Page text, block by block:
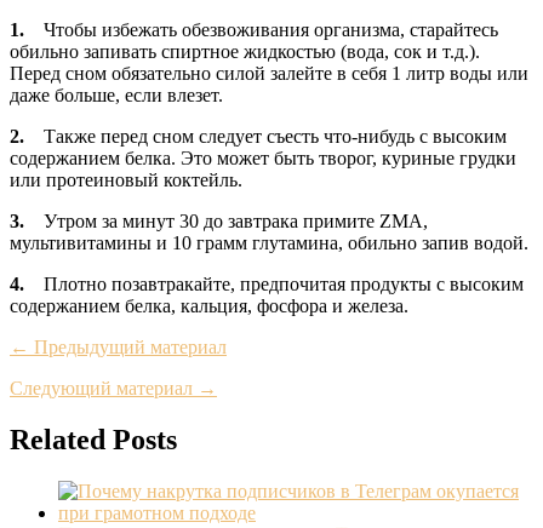
1.
Чтобы избежать обезвоживания организма, старайтесь
обильно запивать спиртное жидкостью (вода, сок и т.д.).
Перед сном обязательно силой залейте в себя 1 литр воды или
даже больше, если влезет.
2.
Также перед сном следует съесть что-нибудь с высоким
содержанием белка. Это может быть творог, куриные грудки
или протеиновый коктейль.
3.
Утром за минут 30 до завтрака примите ZMA,
мультивитамины и 10 грамм глутамина, обильно запив водой.
4.
Плотно позавтракайте, предпочитая продукты с высоким
содержанием белка, кальция, фосфора и железа.
← Предыдущий материал
Следующий материал →
Related Posts